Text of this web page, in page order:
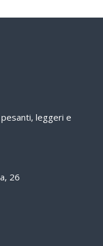
leggeri e
26